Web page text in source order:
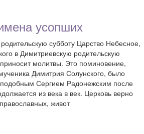
усопших
субботу Царство Небесное,
в Димитриевскую родительскую
молитвы. Это поминовение,
Димитрия Солунского, было
Сергием Радонежским после
из века в век. Церковь верно
живот